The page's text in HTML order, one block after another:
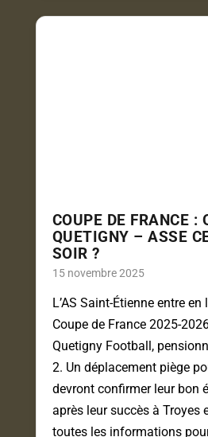
COUPE DE FRANCE :
QUETIGNY – ASSE
SOIR ?
15 novembre 2025
L’AS Saint-Étienne entre
Coupe de France 2025-
Quetigny Football,
2. Un déplacement piège
devront confirmer leur bon
après leur succès à Troyes
toutes les informations